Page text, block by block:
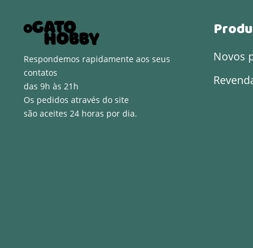
Respondemos rapidamente aos seus
contatos
das 9h às 21h
Os pedidos através do site
são aceites 24 horas por dia.
Novos